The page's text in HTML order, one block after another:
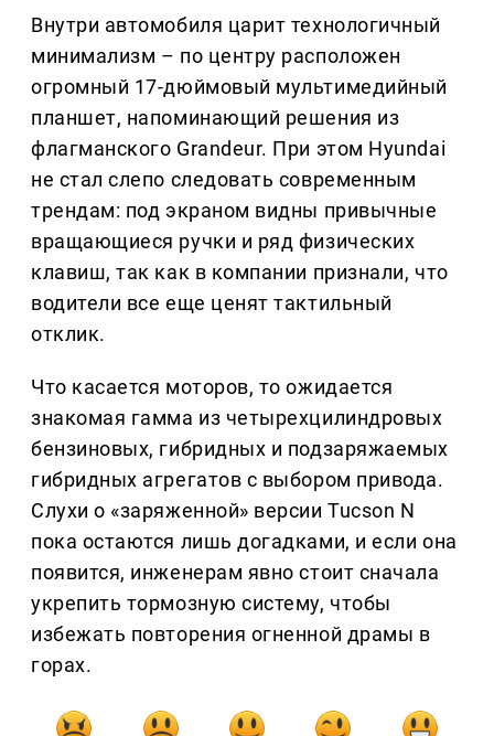
Внутри автомобиля царит технологичный
минимализм – по центру расположен
огромный 17-дюймовый мультимедийный
планшет, напоминающий решения из
флагманского Grandeur. При этом Hyundai
не стал слепо следовать современным
трендам: под экраном видны привычные
вращающиеся ручки и ряд физических
клавиш, так как в компании признали, что
водители все еще ценят тактильный
отклик.
Что касается моторов, то ожидается
знакомая гамма из четырехцилиндровых
бензиновых, гибридных и подзаряжаемых
гибридных агрегатов с выбором привода.
Слухи о «заряженной» версии Tucson N
пока остаются лишь догадками, и если она
появится, инженерам явно стоит сначала
укрепить тормозную систему, чтобы
избежать повторения огненной драмы в
горах.